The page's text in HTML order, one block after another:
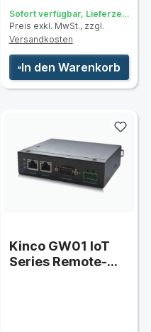
Sofort verfügbar, Lieferzeit:
3 bis 5 Tage
Preis exkl. MwSt., zzgl.
Versandkosten
In den Warenkorb
Kinco GW01 IoT
Series Remote-